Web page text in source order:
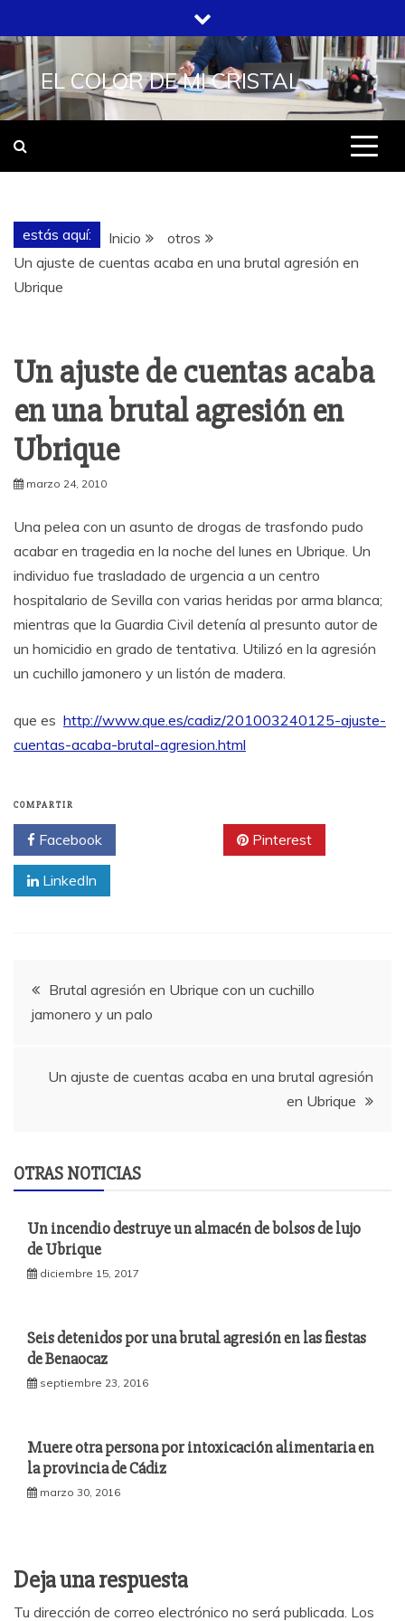
al
contenido
EL COLOR DE MI CRISTAL
estás aquí: Inicio
otros
Un ajuste de cuentas acaba en una brutal agresión en
Ubrique
Un ajuste de cuentas acaba
en una brutal agresión en
Ubrique
marzo 24, 2010
Una pelea con un asunto de drogas de trasfondo pudo
acabar en tragedia en la noche del lunes en Ubrique. Un
individuo fue trasladado de urgencia a un centro
hospitalario de Sevilla con varias heridas por arma blanca;
mientras que la Guardia Civil detenía al presunto autor de
un homicidio en grado de tentativa. Utilizó en la agresión
un cuchillo jamonero y un listón de madera.
que es http://www.que.es/cadiz/201003240125-ajuste-
cuentas-acaba-brutal-agresion.html
COMPARTIR
Facebook Pinterest
LinkedIn
Navegación
de
entradas
Brutal agresión en Ubrique con un cuchillo
jamonero y un palo
Un ajuste de cuentas acaba en una brutal agresión
en Ubrique
OTRAS NOTICIAS
Un incendio destruye un almacén de bolsos de lujo
de Ubrique
diciembre 15, 2017
Seis detenidos por una brutal agresión en las fiestas
de Benaocaz
septiembre 23, 2016
Muere otra persona por intoxicación alimentaria en
la provincia de Cádiz
marzo 30, 2016
Deja una respuesta
Tu dirección de correo electrónico no será publicada. Los